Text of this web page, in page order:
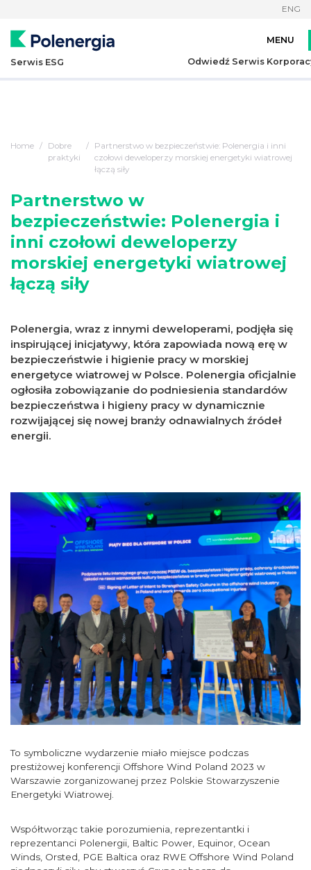
ENG
Serwis ESG Odwiedź Serwis
Home
Dobre
praktyki
Partnerstwo w bezpieczeństwie: Polenergia i inni
czołowi deweloperzy morskiej energetyki wiatrowej
łączą siły
Partnerstwo w
bezpieczeństwie: Polenergia i
inni czołowi deweloperzy
morskiej energetyki wiatrowej
łączą siły
Polenergia, wraz z innymi deweloperami, podjęła się
inspirującej inicjatywy, która zapowiada nową erę w
bezpieczeństwie i higienie pracy w morskiej
energetyce wiatrowej w Polsce. Polenergia oficjalnie
ogłosiła zobowiązanie do podniesienia standardów
bezpieczeństwa i higieny pracy w dynamicznie
rozwijającej się nowej branży odnawialnych źródeł
energii.
To symboliczne wydarzenie miało miejsce podczas
prestiżowej konferencji Offshore Wind Poland 2023 w
Warszawie zorganizowanej przez Polskie Stowarzyszenie
Energetyki Wiatrowej.
Współtworząc takie porozumienia, reprezentantki i
reprezentanci Polenergii, Baltic Power, Equinor, Ocean
Winds, Orsted, PGE Baltica oraz RWE Offshore Wind Poland